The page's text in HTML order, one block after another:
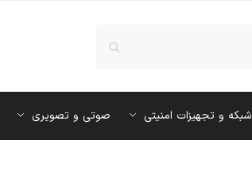
شبکه و تجهیزات امنیتی صوتی و تصویری